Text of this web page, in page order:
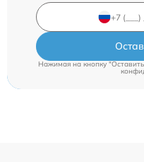
Нажимая на кнопку